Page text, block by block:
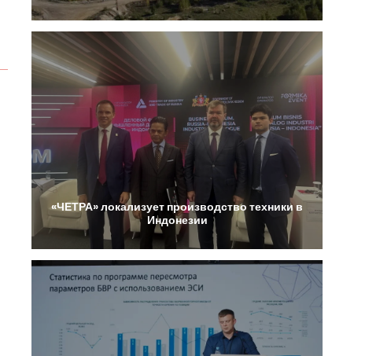
«ЧЕТРА»локализует производство техникив
Индонезии